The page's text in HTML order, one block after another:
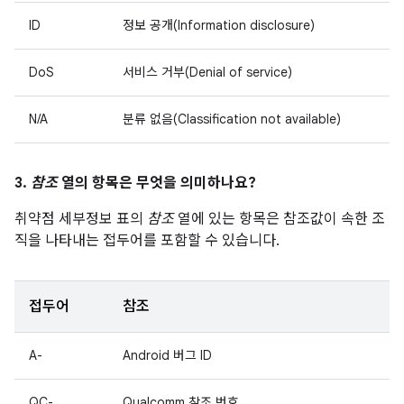
ID 정보 공개(Information disclosure)
DoS 서비스 거부(Denial of service)
N/A 분류 없음(Classification not available)
3. 참조열의 항목은 무엇을 의미하나요?
취약점 세부정보 표의 참조열에 있는 항목은 참조값이 속한 조
직을 나타내는 접두어를 포함할 수 있습니다.
접두어 참조
A- Android 버그 ID